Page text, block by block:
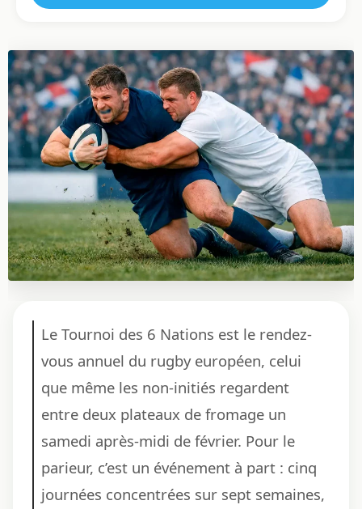
Le Tournoi des 6 Nations est le rendez-
vous annuel du rugby européen, celui
que même les non-initiés regardent
entre deux plateaux de fromage un
samedi après-midi de février. Pour le
parieur, c’est un événement à part : cinq
journées concentrées sur sept semaines,